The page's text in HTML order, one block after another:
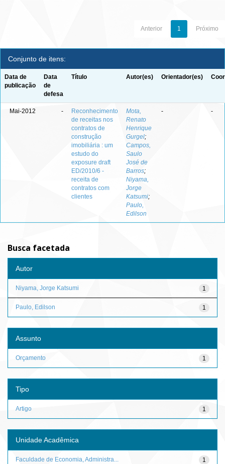
Anterior 1 Próximo
Conjunto de itens:
Data de
publicação
Data
de
defesa
Título Autor(es) Orientador(es)
Mai-2012 -
Reconhecimento
de receitas nos
contratos de
construção
imobiliária : um
estudo do
exposure draft
ED/2010/6 -
receita de
contratos com
clientes
Mota,
Renato
Henrique
Gurgel;
Campos,
Saulo
José de
Barros;
Niyama,
Jorge
Katsumi;
Paulo,
Edilson
- -
Busca facetada
Autor
1
Niyama, Jorge Katsumi
1
Paulo, Edilson
Assunto
1
Orçamento
Tipo
1
Artigo
Unidade Acadêmica
1
Faculdade de Economia, Administra...